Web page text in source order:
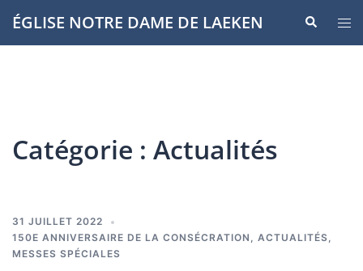
Aller
auÉGLISE NOTRE DAME DE LAEKEN
le
Catégorie : Actualités
31 JUILLET 2022
150E ANNIVERSAIRE DE LA CONSÉCRATION , ACTUALITÉS,
MESSES SPÉCIALES